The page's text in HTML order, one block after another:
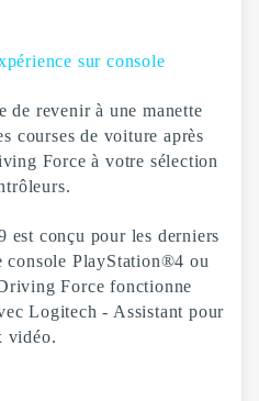
sur console
de revenir à une manette
courses de voiture après
Force à votre sélection
est conçu pour les derniers
console PlayStation®4 ou
Force fonctionne
Logitech - Assistant pour
vidéo.